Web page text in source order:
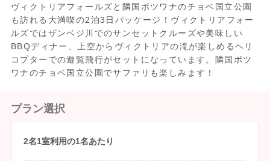
ヴィクトリアフォールズと隣国ボツワナのチョベ国立公園
も訪れる大満喫の2泊3日パッケージ！ヴィクトリアフォー
ルズではザンベジ川でのサンセットクルーズや美味しい
BBQディナー、上空からヴィクトリアの滝が楽しめるヘリ
コプターでの遊覧飛行がセットになっています。隣国ボツ
ワナのチョベ国立公園でサファリも楽しみます！
プラン選択
2名1室利用の1名あたり